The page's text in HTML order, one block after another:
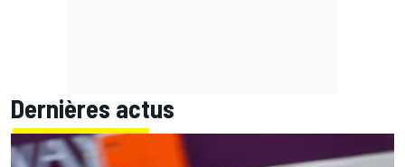
Dernières actus